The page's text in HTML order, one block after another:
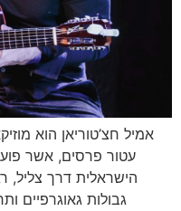
אמיל חצ’טוריאן הוא
עטור פרסים, אשר
הישראלית דרך צליל,
גבולות גאוגרפיים